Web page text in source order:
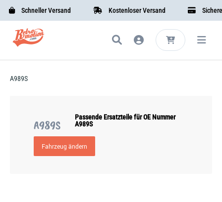
Schneller Versand Kostenloser Versand Sichere
A989S
A989S
Passende Ersatzteile für OE Nummer
A989S
Fahrzeug ändern